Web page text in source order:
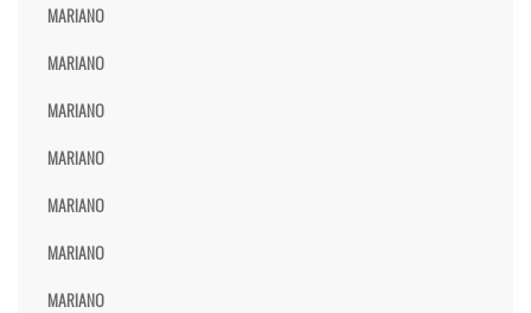
MARIANO
MARIANO
MARIANO
MARIANO
MARIANO
MARIANO
MARIANO